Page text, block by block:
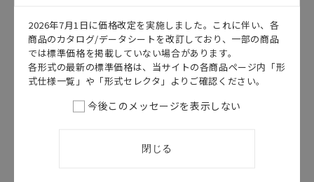
ものであり、変更・改定させていただいている可能性
があります。改めて当サイトの掲載内容をご確認のう
え、ご用命下さいますようお願いいたします。
SBCE-048K
2026年7月1日に価格改定を実施しました。これに伴い、各
商品のカタログ/データシートを改訂しており、一部の商品
では標準価格を掲載していない場合があります。
各形式の最新の標準価格は、当サイトの各商品ページ内「形
式仕様一覧」や「形式セレクタ」よりご確認ください。
今後このメッセージを表示しない
閉じる